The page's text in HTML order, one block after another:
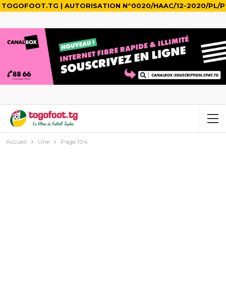
TOGOFOOT.TG | AUTORISATION N°0020/HAAC/12-2020/PL/P
Accueil Une Page 104